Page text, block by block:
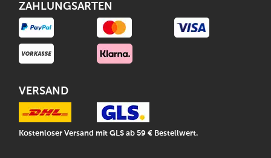
ZAHLUNGSARTEN
VERSAND
Kostenloser Versand mit GLS ab 59 € Bestellwert.